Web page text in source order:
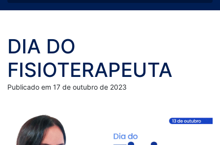
DIA DO
FISIOTERAPEUTA
Publicado em 17 de outubro de 2023